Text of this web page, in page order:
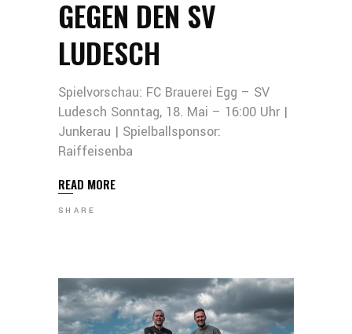
GEGEN DEN SV
LUDESCH
Spielvorschau: FC Brauerei Egg – SV
Ludesch Sonntag, 18. Mai – 16:00 Uhr |
Junkerau | Spielballsponsor:
Raiffeisenba
READ MORE
SHARE